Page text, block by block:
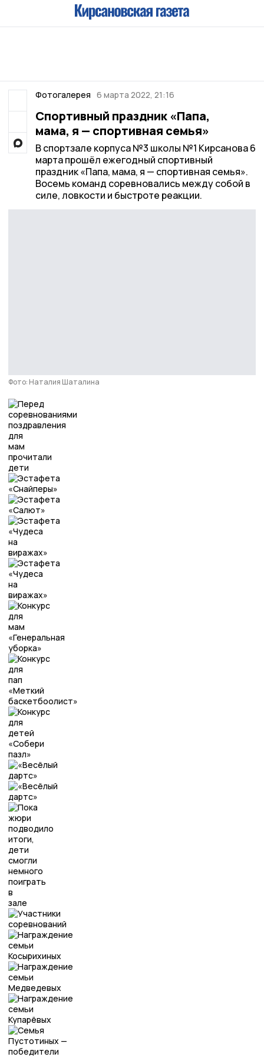
Фотогалерея 6 марта 2022, 21:16
Спортивный праздник «Папа,
мама, я — спортивная семья»
В спортзале корпуса №3 школы №1 Кирсанова 6
марта прошёл ежегодный спортивный
праздник «Папа, мама, я — спортивная семья».
Восемь команд соревновались между собой в
силе, ловкости и быстроте реакции.
Фото: Наталия Шаталина